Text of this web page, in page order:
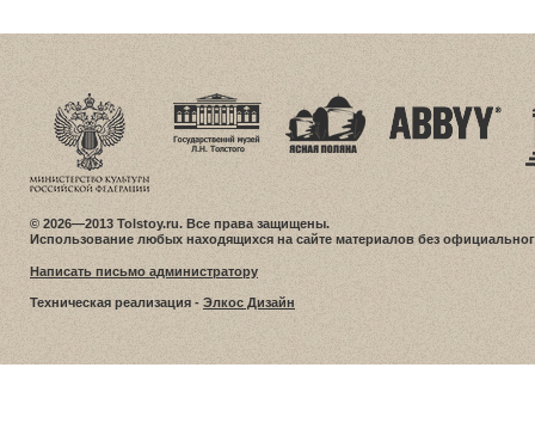
© 2026—2013 Tolstoy.ru. Все права защищены.
Использование любых находящихся на сайте материалов без
Написать письмо администратору
Техническая реализация - Элкос Дизайн